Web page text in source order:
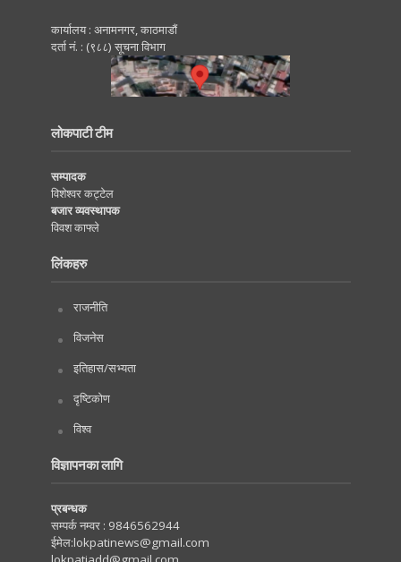
कार्यालय : अनामनगर, काठमाडाैं
दर्ता नं. : (९८८) सूचना विभाग
लोकपाटी टीम
सम्पादक
विशेश्वर कट्टेल
बजार व्यवस्थापक
विवश काफ्ले
लिंकहरु
राजनीति
विजनेस
इतिहास/सभ्यता
दृष्टिकोण
विश्व
विज्ञापनका लागि
प्रबन्धक
सम्पर्क नम्वर : 9846562944
ईमेल:lokpatinews@gmail.com